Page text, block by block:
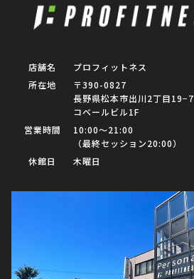
店舗名
プロフィットネス
所在地
〒390-0827
長野県松本市出川2丁目19−7
コベールビル1F
営業時間
10:00〜21:00
（最終セッション20:00）
休館日
木曜日